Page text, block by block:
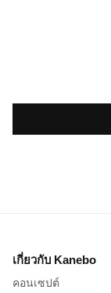
เกี่ยวกับ Kanebo
คอนเซปต์